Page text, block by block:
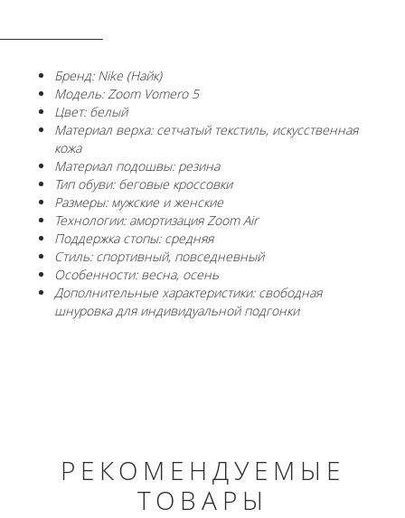
Бренд: Nike (Найк)
Модель: Zoom Vomero 5
Цвет: белый
Материал верха: сетчатый текстиль, искусственная
кожа
Материал подошвы: резина
Тип обуви: беговые кроссовки
Размеры: мужские и женские
Технологии: амортизация Zoom Air
Поддержка стопы: средняя
Стиль: спортивный, повседневный
Особенности: весна, осень
Дополнительные характеристики: свободная
шнуровка для индивидуальной подгонки
РЕКОМЕНДУЕМЫЕ
ТОВАРЫ